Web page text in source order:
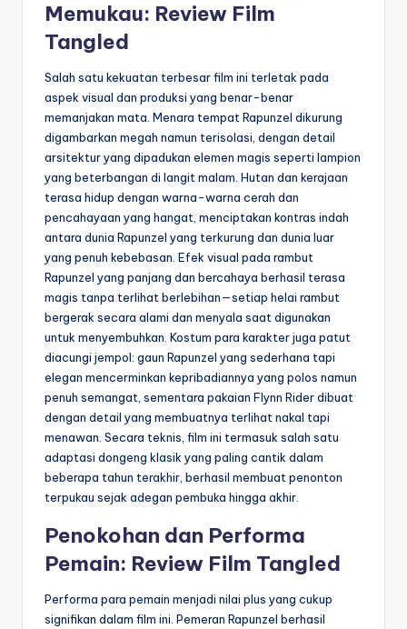
Memukau: Review Film
Tangled
Salah satu kekuatan terbesar film ini terletak pada
aspek visual dan produksi yang benar-benar
memanjakan mata. Menara tempat Rapunzel dikurung
digambarkan megah namun terisolasi, dengan detail
arsitektur yang dipadukan elemen magis seperti lampion
yang beterbangan di langit malam. Hutan dan kerajaan
terasa hidup dengan warna-warna cerah dan
pencahayaan yang hangat, menciptakan kontras indah
antara dunia Rapunzel yang terkurung dan dunia luar
yang penuh kebebasan. Efek visual pada rambut
Rapunzel yang panjang dan bercahaya berhasil terasa
magis tanpa terlihat berlebihan—setiap helai rambut
bergerak secara alami dan menyala saat digunakan
untuk menyembuhkan. Kostum para karakter juga patut
diacungi jempol: gaun Rapunzel yang sederhana tapi
elegan mencerminkan kepribadiannya yang polos namun
penuh semangat, sementara pakaian Flynn Rider dibuat
dengan detail yang membuatnya terlihat nakal tapi
menawan. Secara teknis, film ini termasuk salah satu
adaptasi dongeng klasik yang paling cantik dalam
beberapa tahun terakhir, berhasil membuat penonton
terpukau sejak adegan pembuka hingga akhir.
Penokohan dan Performa
Pemain: Review Film Tangled
Performa para pemain menjadi nilai plus yang cukup
signifikan dalam film ini. Pemeran Rapunzel berhasil